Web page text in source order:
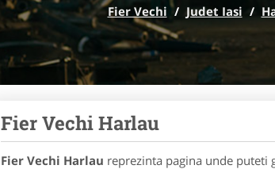
Fier Vechi / Judet Iasi /
Fier Vechi Harlau
Fier Vechi Harlau reprezinta pagina unde puteti